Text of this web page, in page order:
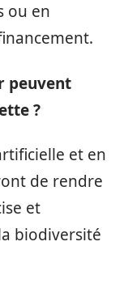
ou en
peuvent
?
et en
de rendre
et
biodiversité